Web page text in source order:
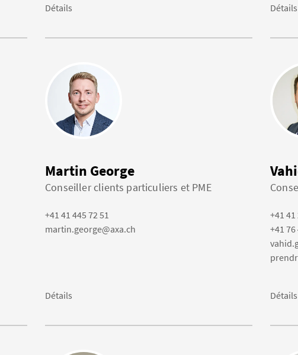
Détails Détails
Martin George
Conseiller clients particuliers et PME
+41 41 445 72 51
martin.george@axa.ch
Détails
+41 41
+41 76
Détails